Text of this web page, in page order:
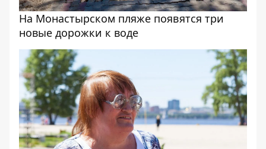
На Монастырском пляже появятся три
новые дорожки к воде